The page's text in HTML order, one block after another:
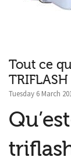
Tout ce
TRIFLASH
Tuesday 6 March